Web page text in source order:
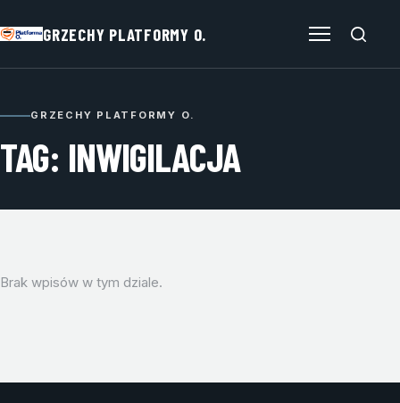
GRZECHY PLATFORMY O.
GRZECHY PLATFORMY O.
TAG: INWIGILACJA
Brak wpisów w tym dziale.